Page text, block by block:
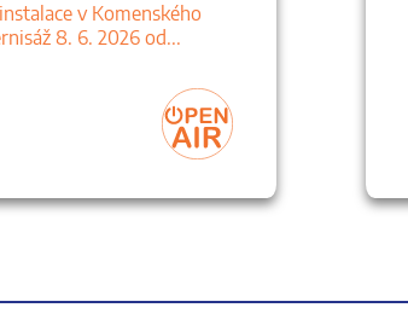
v Komenského
8. 6. 2026 od...